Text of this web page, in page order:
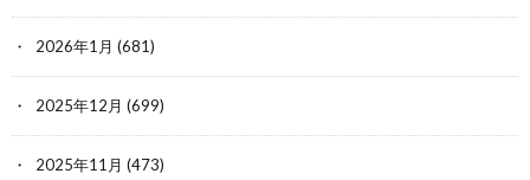
2026年1月 (681)
2025年12月 (699)
2025年11月 (473)